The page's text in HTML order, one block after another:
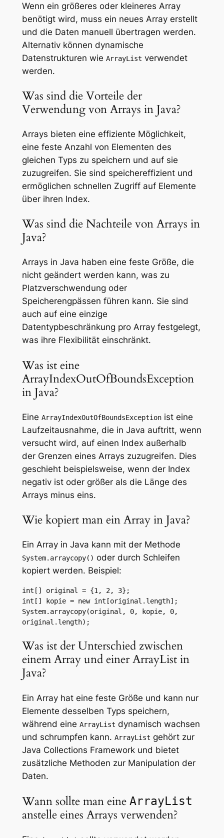
Wenn ein größeres oder kleineres Array
benötigt wird, muss ein neues Array erstellt
und die Daten manuell übertragen werden.
Alternativ können dynamische
Datenstrukturen wie ArrayList verwendet
werden.
Was sind die Vorteile der
Verwendung von Arrays in Java?
Arrays bieten eine effiziente Möglichkeit,
eine feste Anzahl von Elementen des
gleichen Typs zu speichern und auf sie
zuzugreifen. Sie sind speichereffizient und
ermöglichen schnellen Zugriff auf Elemente
über ihren Index.
Was sind die Nachteile von Arrays in
Java?
Arrays in Java haben eine feste Größe, die
nicht geändert werden kann, was zu
Platzverschwendung oder
Speicherengpässen führen kann. Sie sind
auch auf eine einzige
Datentypbeschränkung pro Array festgelegt,
was ihre Flexibilität einschränkt.
Was ist eine
ArrayIndexOutOfBoundsException
in Java?
Eine ArrayIndexOutOfBoundsExceptionist eine
Laufzeitausnahme, die in Java auftritt, wenn
versucht wird, auf einen Index außerhalb
der Grenzen eines Arrays zuzugreifen. Dies
geschieht beispielsweise, wenn der Index
negativ ist oder größer als die Länge des
Arrays minus eins.
Wie kopiert man ein Array in Java?
Ein Array in Java kann mit der Methode
System.arraycopy() oder durch Schleifen
kopiert werden. Beispiel:
int[] original = {1, 2, 3};
int[] kopie = new int[original.length];
System.arraycopy(original, 0, kopie, 0,
original.length);
Was ist der Unterschied zwischen
einem Array und einer ArrayList in
Java?
Ein Array hat eine feste Größe und kann nur
Elemente desselben Typs speichern,
während eine ArrayList dynamisch wachsen
und schrumpfen kann. ArrayList gehört zur
Java Collections Framework und bietet
zusätzliche Methoden zur Manipulation der
Daten.
Wann sollte man eine ArrayList
anstelle eines Arrays verwenden?